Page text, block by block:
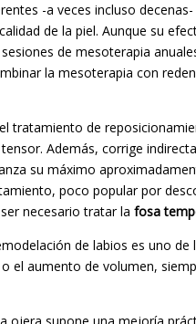
-a veces incluso
de la piel. Aunque su
de mesoterapia
la mesoterapia con
tratamiento de
Además, corrige
su máximo
poco popular por
necesario tratar la fosa
de labios es uno
el aumento de volumen,